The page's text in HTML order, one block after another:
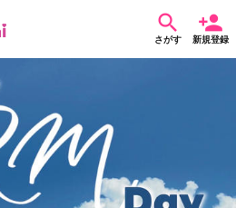
さがす 新規登録